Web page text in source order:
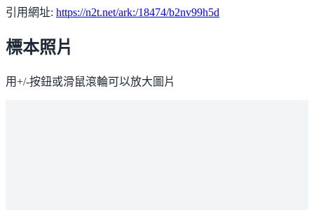
引用網址: https://n2t.net/ark:/18474/b2nv99h5d
標本照片
用+/-按鈕或滑鼠滾輪可以放大圖片